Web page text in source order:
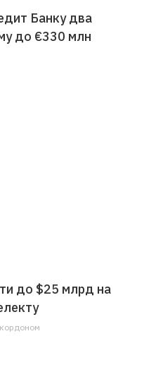
Банку два
до €330 млн
до $25 млрд на